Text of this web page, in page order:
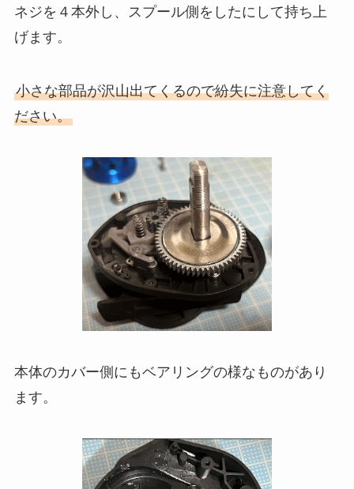
ネジを４本外し、スプール側をしたにして持ち上
げます。
小さな部品が沢山出てくるので紛失に注意してく
ださい。
本体のカバー側にもベアリングの様なものがあり
ます。